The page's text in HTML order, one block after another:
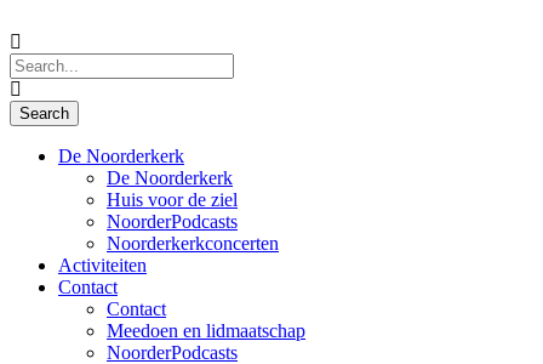
De Noorderkerk
De Noorderkerk
Huis voor de ziel
NoorderPodcasts
Noorderkerkconcerten
Activiteiten
Contact
Contact
Meedoen en lidmaatschap
NoorderPodcasts